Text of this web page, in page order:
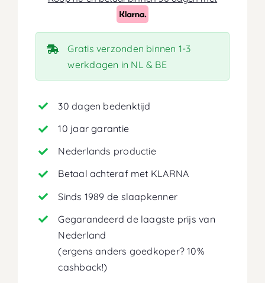
18cm
aantal
Gratis verzonden binnen 1-3
werkdagen in NL & BE
30 dagen bedenktijd
10 jaar garantie
Nederlands productie
Betaal achteraf met KLARNA
Sinds 1989 de slaapkenner
Gegarandeerd de laagste prijs van
Nederland
(ergens anders goedkoper? 10%
cashback!)